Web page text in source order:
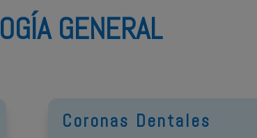
GENERAL
Coronas Dentales